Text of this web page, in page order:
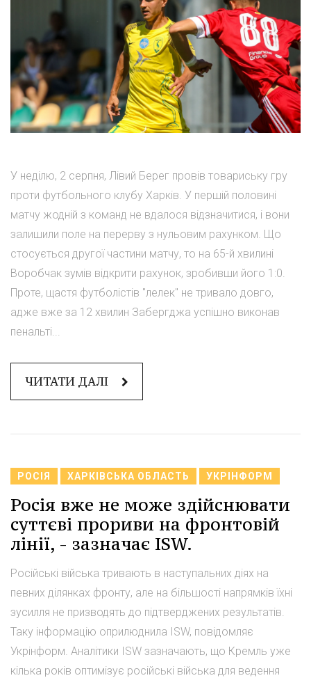
У неділю, 2 серпня, Лівий Берег провів товариську гру
проти футбольного клубу Харків. У першій половині
матчу жодній з команд не вдалося відзначитися, і вони
залишили поле на перерву з нульовим рахунком. Що
стосується другої частини матчу, то на 65-й хвилині
Воробчак зумів відкрити рахунок, зробивши його 1:0.
Проте, щастя футболістів "лелек" не тривало довго,
адже вже за 12 хвилин Забергджа успішно виконав
пенальті...
ЧИТАТИ ДАЛІ
РОСІЯ ХАРКІВСЬКА ОБЛАСТЬ УКРІНФОРМ
Росія вже не може здійснювати
суттєві прориви на фронтовій
лінії, - зазначає ISW.
Російські війська тривають в наступальних діях на
певних ділянках фронту, але на більшості напрямків їхні
зусилля не призводять до підтверджених результатів.
Таку інформацію оприлюднила ISW, повідомляє
Укрінформ. Аналітики ISW зазначають, що Кремль уже
кілька років оптимізує російські війська для ведення